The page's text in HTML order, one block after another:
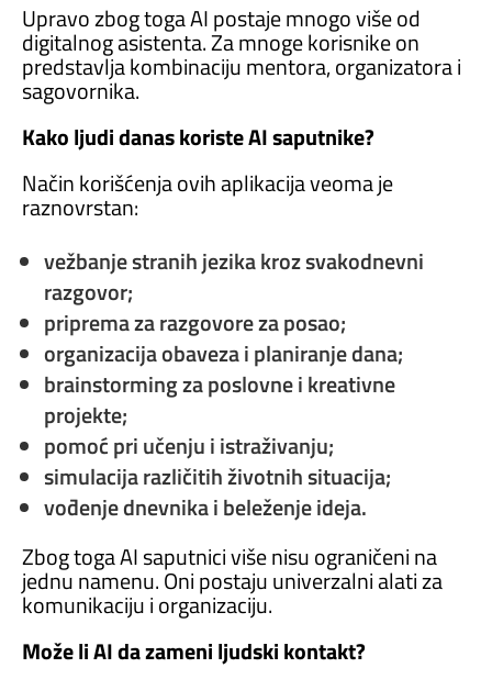
Upravo zbog toga AI postaje mnogo više od
digitalnog asistenta. Za mnoge korisnike on
predstavlja kombinaciju mentora, organizatora i
sagovornika.
Kako ljudi danas koriste AI saputnike?
Način korišćenja ovih aplikacija veoma je
raznovrstan:
vežbanje stranih jezika kroz svakodnevni
razgovor;
priprema za razgovore za posao;
organizacija obaveza i planiranje dana;
brainstorming za poslovne i kreativne
projekte;
pomoć pri učenju i istraživanju;
simulacija različitih životnih situacija;
vođenje dnevnika i beleženje ideja.
Zbog toga AI saputnici više nisu ograničeni na
jednu namenu. Oni postaju univerzalni alati za
komunikaciju i organizaciju.
Može li AI da zameni ljudski kontakt?